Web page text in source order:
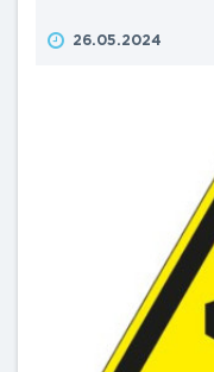
эффективно и
которых
электрических
26.05.2024